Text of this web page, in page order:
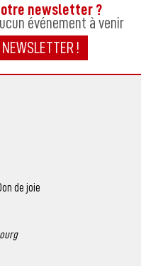
newsletter ?
événement à venir
!
de joie